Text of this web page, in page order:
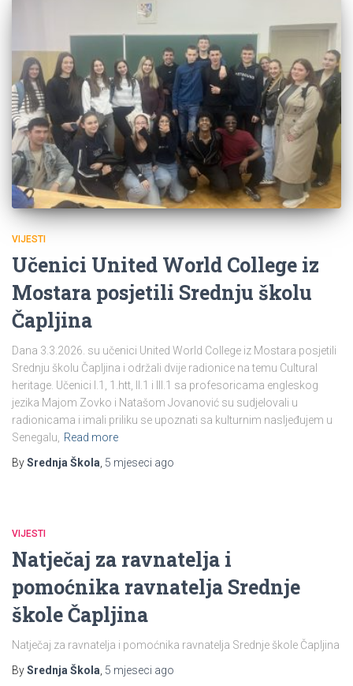
VIJESTI
Učenici United World College iz
Mostara posjetili Srednju školu
Čapljina
Dana 3.3.2026. su učenici United World College iz Mostara posjetili
Srednju školu Čapljina i održali dvije radionice na temu Cultural
heritage. Učenici I.1, 1.htt, II.1 i III.1 sa profesoricama engleskog
jezika Majom Zovko i Natašom Jovanović su sudjelovali u
radionicama i imali priliku se upoznati sa kulturnim nasljeđujem u
Senegalu,
Read more
BySrednja Škola 5 mjeseci ago
VIJESTI
Natječaj za ravnatelja i
pomoćnika ravnatelja Srednje
škole Čapljina
Natječaj za ravnatelja i pomoćnika ravnatelja Srednje škole Čapljina
BySrednja Škola 5 mjeseci ago